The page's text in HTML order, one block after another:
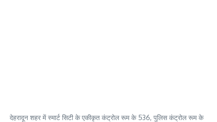
देहरादून शहर में स्मार्ट सिटी के एकीकृत कंट्रोल रूम के 536, पुलिस कंट्रोल रूम के